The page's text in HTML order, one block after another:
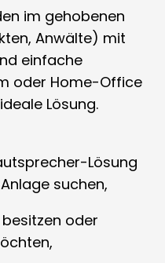
im gehobenen
Anwälte) mit
einfache
oder Home-Office
Lösung.
Lösung
suchen,
oder